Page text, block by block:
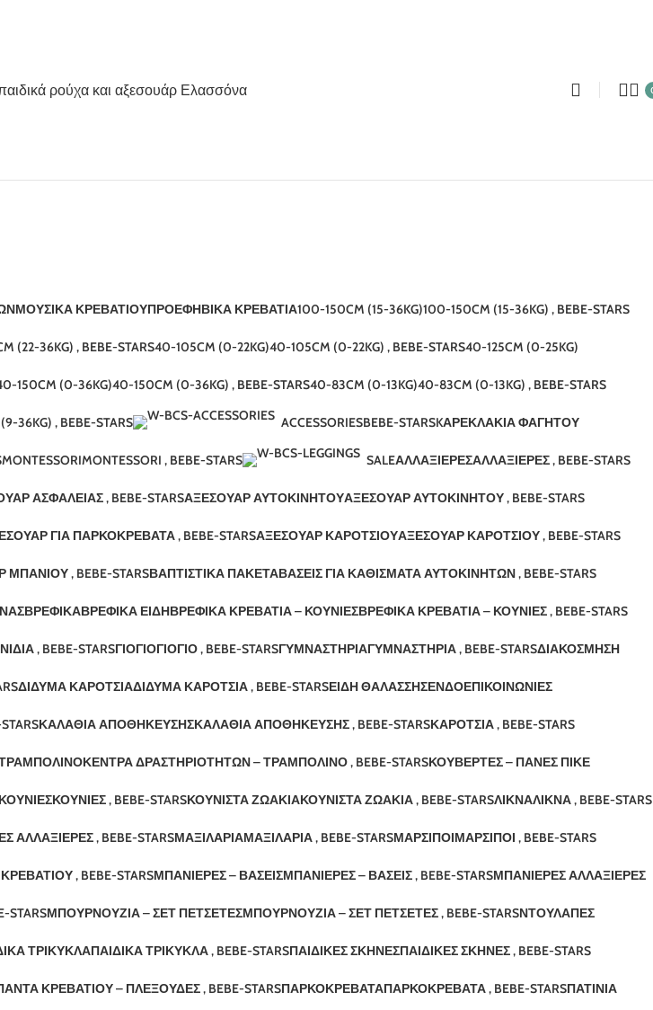
ΜΟΥΣΙΚΑ ΚΡΕΒΑΤΙΟΎΠΡΟΕΦΗΒΙΚΆ ΚΡΕΒΆΤΙΑ100-150CM (15-36KG)100-150CM (15-36KG) , BEBE-STARS
(22-36KG) , BEBE-STARS40-105CM (0-22KG)40-105CM (0-22KG) , BEBE-STARS40-125CM (0-25KG)
150CM (0-36KG)40-150CM (0-36KG) , BEBE-STARS40-83CM (0-13KG)40-83CM (0-13KG) , BEBE-STARS
36KG) , BEBE-STARS ACCESSORIESBEBE-STARSKΑΡΕΚΛΆΚΙΑ ΦΑΓΗΤΟΎ
MONTESSORIMONTESSORI , BEBE-STARS SALEΑΛΛΑΞΙΈΡΕΣΑΛΛΑΞΙΈΡΕΣ , BEBE-STARS
ΑΣΦΑΛΕΊΑΣ , BEBE-STARSΑΞΕΣΟΥΆΡ ΑΥΤΟΚΙΝΉΤΟΥΑΞΕΣΟΥΆΡ ΑΥΤΟΚΙΝΉΤΟΥ , BEBE-STARS
ΓΙΑ ΠΑΡΚΟΚΡΈΒΑΤΑ , BEBE-STARSΑΞΕΣΟΥΆΡ ΚΑΡΟΤΣΙΟΎΑΞΕΣΟΥΆΡ ΚΑΡΟΤΣΙΟΎ , BEBE-STARS
, BEBE-STARSΒΑΠΤΙΣΤΙΚΆ ΠΑΚΈΤΑΒΆΣΕΙΣ ΓΙΑ ΚΑΘΊΣΜΑΤΑ ΑΥΤΟΚΙΝΉΤΩΝ , BEBE-STARS
ΒΡΕΦΙΚΆΒΡΕΦΙΚΆ ΕΊΔΗΒΡΕΦΙΚΆ ΚΡΕΒΆΤΙΑ – ΚΟΎΝΙΕΣΒΡΕΦΙΚΆ ΚΡΕΒΆΤΙΑ – ΚΟΎΝΙΕΣ , BEBE-STARS
, BEBE-STARSΓΙΟΓΙΌΓΙΟΓΙΌ , BEBE-STARSΓΥΜΝΑΣΤΉΡΙΑΓΥΜΝΑΣΤΉΡΙΑ , BEBE-STARSΔΙΑΚΌΣΜΗΣΗ
ΔΊΔΥΜΑ ΚΑΡΌΤΣΙΑΔΊΔΥΜΑ ΚΑΡΌΤΣΙΑ , BEBE-STARSΕΊΔΗ ΘΑΛΆΣΣΗΣΕΝΔΟΕΠΙΚΟΙΝΩΝΊΕΣ
ΚΑΛΆΘΙΑ ΑΠΟΘΉΚΕΥΣΗΣΚΑΛΆΘΙΑ ΑΠΟΘΉΚΕΥΣΗΣ , BEBE-STARSΚΑΡΌΤΣΙΑ , BEBE-STARS
ΚΈΝΤΡΑ ΔΡΑΣΤΗΡΙΟΤΉΤΩΝ – ΤΡΑΜΠΟΛΊΝΟ , BEBE-STARSΚΟΥΒΈΡΤΕΣ – ΠΆΝΕΣ ΠΙΚΈ
ΚΟΎΝΙΕΣ , BEBE-STARSΚΟΥΝΙΣΤΆ ΖΩΆΚΙΑΚΟΥΝΙΣΤΆ ΖΩΆΚΙΑ , BEBE-STARSΛΊΚΝΑΛΊΚΝΑ , BEBE-STARS
ΑΛΛΑΞΙΈΡΕΣ , BEBE-STARSΜΑΞΙΛΆΡΙΑΜΑΞΙΛΆΡΙΑ , BEBE-STARSΜΆΡΣΙΠΟΙΜΆΡΣΙΠΟΙ , BEBE-STARS
, BEBE-STARSΜΠΑΝΙΈΡΕΣ – ΒΆΣΕΙΣΜΠΑΝΙΈΡΕΣ – ΒΆΣΕΙΣ , BEBE-STARSΜΠΑΝΙΈΡΕΣ ΑΛΛΑΞΙΈΡΕΣ
STARSΜΠΟΥΡΝΟΎΖΙΑ – ΣΕΤ ΠΕΤΣΈΤΕΣΜΠΟΥΡΝΟΎΖΙΑ – ΣΕΤ ΠΕΤΣΈΤΕΣ , BEBE-STARSΝΤΟΥΛΆΠΕΣ
ΤΡΊΚΥΚΛΑΠΑΙΔΙΚΆ ΤΡΊΚΥΚΛΑ , BEBE-STARSΠΑΙΔΙΚΈΣ ΣΚΗΝΈΣΠΑΙΔΙΚΈΣ ΣΚΗΝΈΣ , BEBE-STARS
ΚΡΕΒΑΤΙΟΎ – ΠΛΕΞΟΎΔΕΣ , BEBE-STARSΠΑΡΚΟΚΡΈΒΑΤΑΠΑΡΚΟΚΡΈΒΑΤΑ , BEBE-STARSΠΑΤΊΝΙΑ